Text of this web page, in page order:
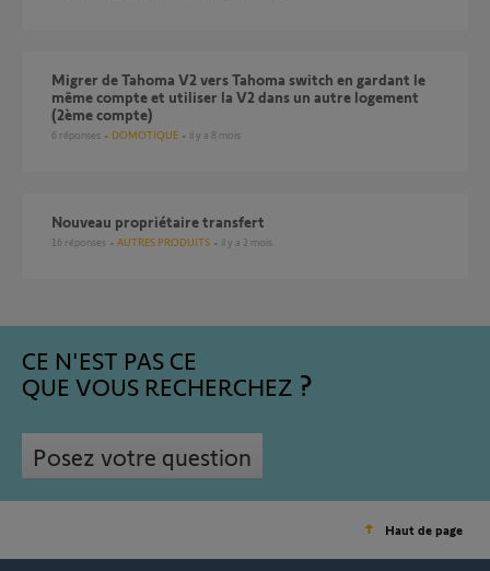
Migrer de Tahoma V2 vers Tahoma switch en gardant le
même compte et utiliser la V2 dans un autre logement
(2ème compte)
6 réponses DOMOTIQUE il y a 8 mois
Nouveau propriétaire transfert
16 réponses AUTRES PRODUITS il y a 2 mois
CE N'EST PAS CE
QUE VOUS RECHERCHEZ
Posez votre question
Haut de page